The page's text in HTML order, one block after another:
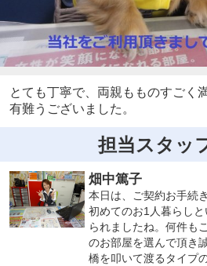
とても丁寧で、両親もものすごく
有難うございました。
担当スタッ
畑中篤子
本日は、ご契約お手続
初めてのお1人暮らし
られましたね。何件も
のお部屋を選んで頂き
橋を叩いて渡るタイプ